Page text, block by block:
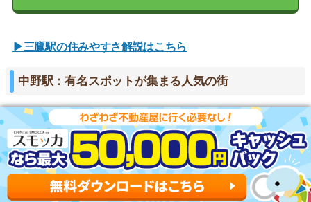
▶三鷹駅の住みやすさ解説はこちら
中野駅：有名スポットが集まる人気の街